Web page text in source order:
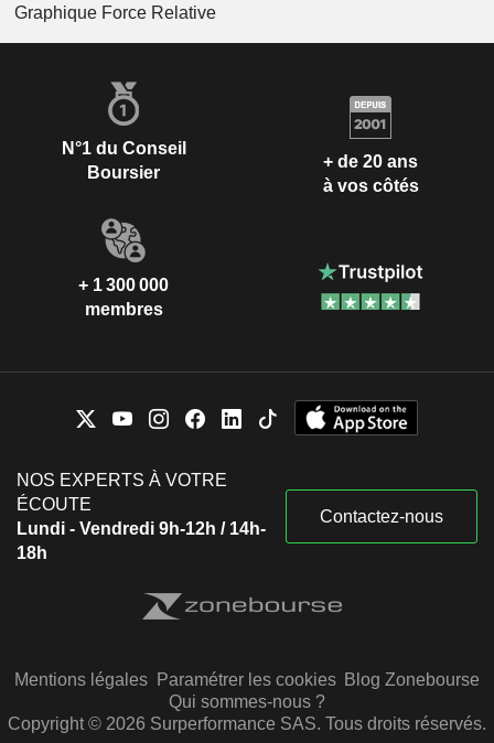
Graphique Force Relative
N°1 du Conseil
Boursier
+ de 20 ans
à vos côtés
+ 1 300 000
membres
NOS EXPERTS À VOTRE
ÉCOUTE
Lundi - Vendredi 9h-12h / 14h-
18h
Contactez-nous
Mentions légales Paramétrer les cookies Blog Zonebourse
Qui sommes-nous ?
Copyright © 2026 Surperformance SAS. Tous droits réservés.